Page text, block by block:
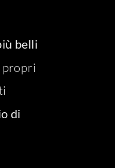
belli
propri
di